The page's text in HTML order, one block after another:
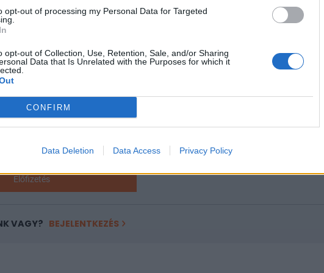
opt-out of processing my Personal Data for Targeted
opt-out of Collection, Use, Retention, Sale, and/or Sharing
Data that Is Unrelated with the Purposes for which it
CONFIRM
Data Deletion Data Access Privacy Policy
portfolio.hu hírarchívumához tartozik, melynek olvasása előfizetéses
tartalmazza:
cikkarchívum
Előfizetés
VAGY? BEJELENTKEZÉS